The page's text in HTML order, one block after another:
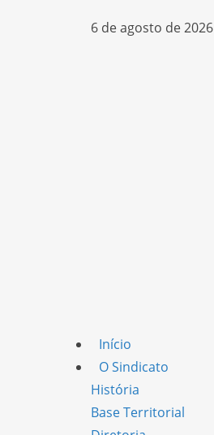
6 de agosto de 2026
Início
O Sindicato
História
Base Territorial